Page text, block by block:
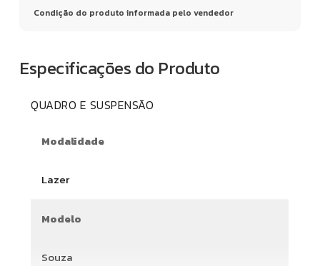
Condição do produto informada pelo vendedor
Especificações do Produto
QUADRO E SUSPENSÃO
Modalidade
Lazer
Modelo
Souza